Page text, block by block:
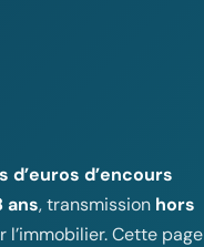
d’euros d’encours
ans, transmission hors
Cette page